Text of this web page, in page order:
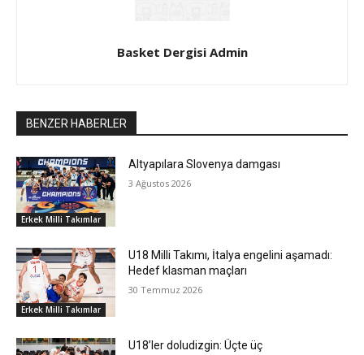
Basket Dergisi Admin
BENZER HABERLER
Erkek Milli Takımlar
Altyapılara Slovenya damgası
3 Ağustos 2026
Erkek Milli Takımlar
U18 Milli Takımı, İtalya engelini aşamadı:
Hedef klasman maçları
30 Temmuz 2026
U18’ler doludizgin: Üçte üç